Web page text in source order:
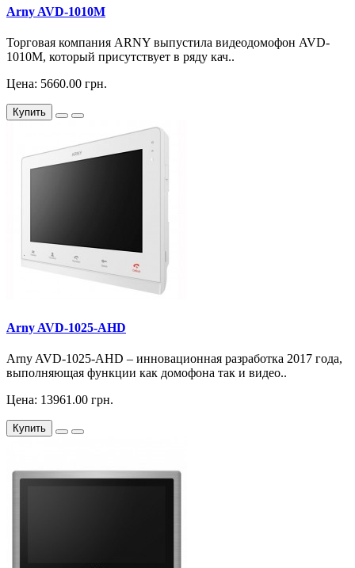
Arny AVD-1010M
Торговая компания ARNY выпустила видеодомофон AVD-
1010M, который присутствует в ряду кач..
Цена: 5660.00 грн.
Купить
Arny AVD-1025-AHD
Arny AVD-1025-AHD – инновационная разработка 2017 года,
выполняющая функции как домофона так и видео..
Цена: 13961.00 грн.
Купить